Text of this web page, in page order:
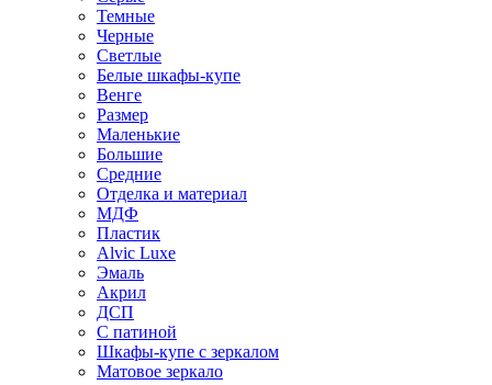
Темные
Черные
Светлые
Белые шкафы-купе
Венге
Размер
Маленькие
Большие
Средние
Отделка и материал
МДФ
Пластик
Alvic Luxe
Эмаль
Акрил
ДСП
С патиной
Шкафы-купе с зеркалом
Матовое зеркало